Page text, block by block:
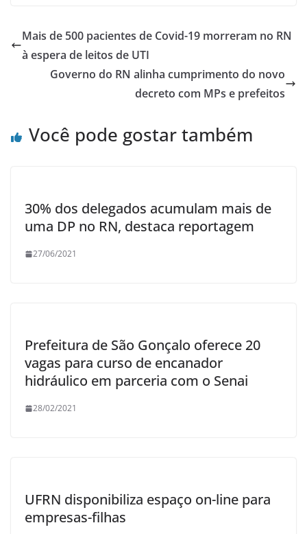
Mais de 500 pacientes de Covid-19 morreram no RN
à espera de leitos de UTI
Governo do RN alinha cumprimento do novo
decreto com MPs e prefeitos
Você pode gostar também
30% dos delegados acumulam mais de
uma DP no RN, destaca reportagem
27/06/2021
Prefeitura de São Gonçalo oferece 20
vagas para curso de encanador
hidráulico em parceria com o Senai
28/02/2021
UFRN disponibiliza espaço on-line para
empresas-filhas